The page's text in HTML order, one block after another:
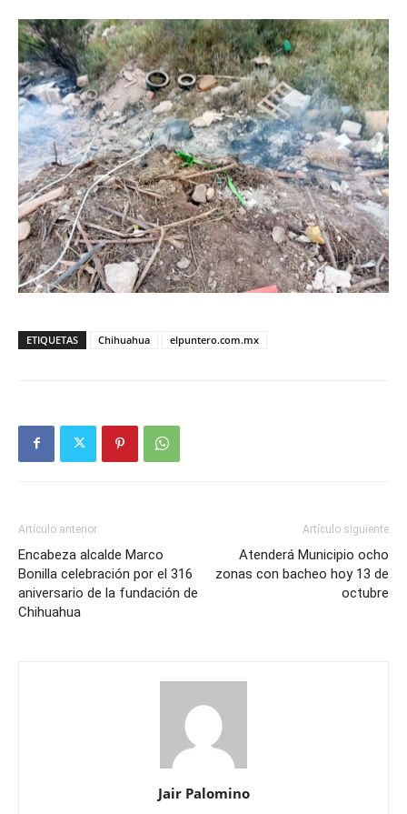
ETIQUETAS Chihuahua elpuntero.com.mx
Artículo anterior
Encabeza alcalde Marco
Bonilla celebración por el 316
aniversario de la fundación de
Chihuahua
Artículo siguiente
Atenderá Municipio ocho
zonas con bacheo hoy 13 de
octubre
Jair Palomino